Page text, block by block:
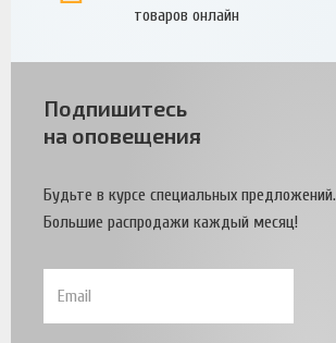
товаров онлайн
Подпишитесь
на оповещения
Будьте в курсе специальных предложений.
Большие распродажи каждый месяц!